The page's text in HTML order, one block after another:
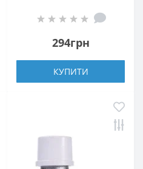
ущільнювачем 161405
294грн
КУПИТИ